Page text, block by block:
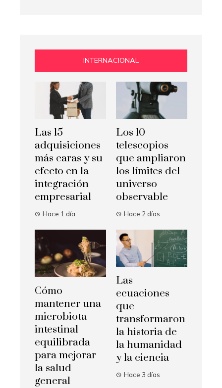
INTERNACIONAL
Las 15
adquisiciones
más caras y su
efecto en la
integración
empresarial
Hace 1 día
Los 10
telescopios
que ampliaron
los límites del
universo
observable
Hace 2 días
Cómo
mantener una
microbiota
intestinal
equilibrada
para mejorar
la salud
general
Las
ecuaciones
que
transformaron
la historia de
la humanidad
y la ciencia
Hace 3 días